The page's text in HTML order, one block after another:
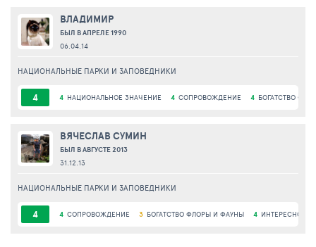
ВЛАДИМИР
БЫЛ В АПРЕЛЕ 1990
06.04.14
НАЦИОНАЛЬНЫЕ ПАРКИ И ЗАПОВЕДНИКИ
4 4 НАЦИОНАЛЬНОЕ ЗНАЧЕНИЕ 4 СОПРОВОЖДЕНИЕ 4 БОГАТСТВО
ВЯЧЕСЛАВ СУМИН
БЫЛ В АВГУСТЕ 2013
31.12.13
НАЦИОНАЛЬНЫЕ ПАРКИ И ЗАПОВЕДНИКИ
4 4 СОПРОВОЖДЕНИЕ 3 БОГАТСТВО ФЛОРЫ И ФАУНЫ 4